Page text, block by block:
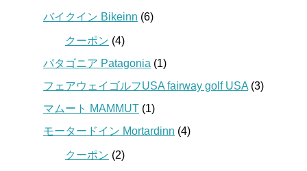
バイクイン Bikeinn (6)
クーポン (4)
パタゴニア Patagonia (1)
フェアウェイゴルフUSA fairway golf USA (3)
マムート MAMMUT (1)
モータードイン Mortardinn (4)
クーポン (2)